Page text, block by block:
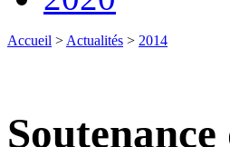
Accueil > Actualités > 2014